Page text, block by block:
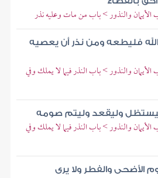
والنذور > باب من مات وعليه نذر
فليطعه ومن نذر أن يعصيه
والنذور > باب النذر فيما لا يملك وفي
وليقعد وليتم صومه
والنذور > باب النذر فيما لا يملك وفي
الأضحى والفطر ولا يرى